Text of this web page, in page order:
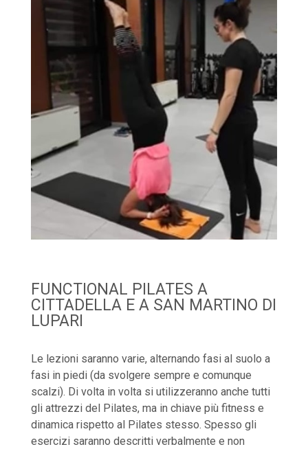
FUNCTIONAL PILATES A
CITTADELLA E A SAN MARTINO DI
LUPARI
Le lezioni saranno varie, alternando fasi al suolo a
fasi in piedi (da svolgere sempre e comunque
scalzi). Di volta in volta si utilizzeranno anche tutti
gli attrezzi del Pilates, ma in chiave più fitness e
dinamica rispetto al Pilates stesso. Spesso gli
esercizi saranno descritti verbalmente e non